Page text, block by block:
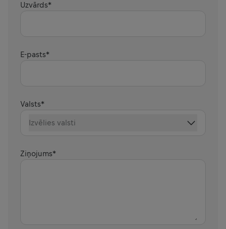
Uzvārds*
E-pasts*
Valsts*
Izvēlies valsti
Ziņojums*